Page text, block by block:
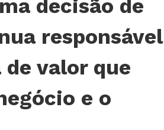
decisão de
responsável
valor que
e o